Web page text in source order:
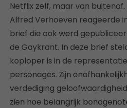
Netflix zelf, maar van
Alfred Verhoeven reageerde
brief die ook werd
de Gaykrant. In deze brief
koploper is in de
personages. Zijn
verdediging
zien hoe belangrijk